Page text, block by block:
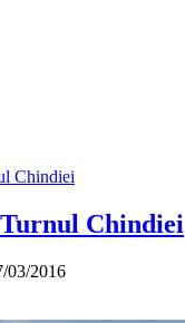
Chindiei
03/2016